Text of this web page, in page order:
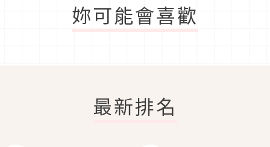
妳可能會喜歡
最新排名